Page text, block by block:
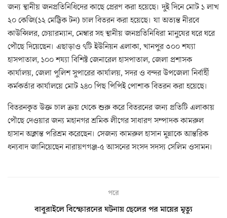
জন্য স্থানীয় জনপ্রতিনিধিদের কাছে প্রেরণ করা হয়েছে। দুই দিনে মোট ১ লাখ
২০ কেজি(১২ মেট্টিক টন) চাল বিতরন করা হয়েছে। যা অত্যন্ত নীরবে
কাউন্সিলর, চেয়ারম্যান, মেম্বার সহ স্থানীয় জনপ্রতিনিধিরা মানুষের ঘরে ঘরে
পৌছে দিয়েছেন। এছাড়াও ৭টি ইউনিয়ন এলাকা, খানপুর ৩০০ শয্যা
হাসপাতাল, ১০০ শয্যা বিশিষ্ট জেনারেল হাসপাতাল, জেলা প্রশাসক
কার্যালয়, জেলা পুলিশ সুপারের কার্যালয়, সদর ও বন্দর উপজেলা নির্বার্হী
কর্মকর্তার কার্যালয়ে মোট ২৪০ পিছ পিপিই পোশাক বিতরন করা হয়েছে।
বিতরনকৃত উক্ত চাল ক্রয় থেকে শুরু করে বিতরনের জন্য প্রতিটি এলাকায়
পৌছে দেওয়ার জন্য মহানগর শ্রমিক লীগের সাধারণ সম্পাদক কামরুল
হাসান অক্লান্ত পরিশ্রম করেছেন। সেজন্য কামরুল হাসান মুন্নাকে আন্তরিক
ধন্যবাদ জানিয়েছেন নারায়ণগঞ্জ-৫ আসনের সংসদ সদস্য সেলিম ওসামন।
পরে
বাবুরাইলে বিস্ফোরনের ঘটনায় ছেলের পর মায়ের মৃত্যু